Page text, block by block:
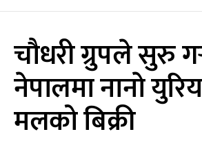
चौधरी ग्रुपले सुरु
नेपालमा नानाे
मलको बिक्री